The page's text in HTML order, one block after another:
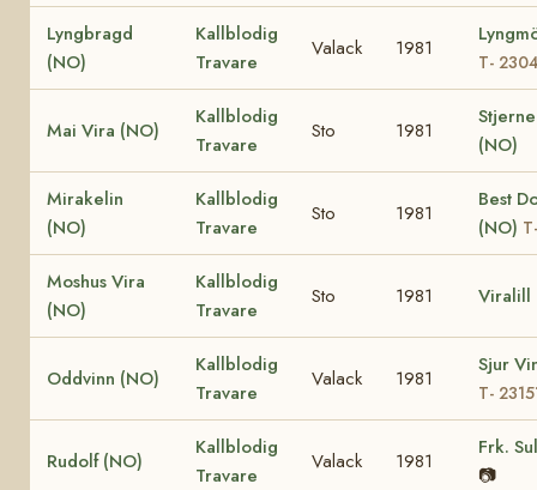
Lyngbragd
(NO)
Kallblodig
Travare
Valack 1981
T-
Mai Vira (NO)
Kallblodig
Travare
Sto 1981
(NO)
Mirakelin
(NO)
Kallblodig
Travare
Sto 1981
Best
(NO)
Moshus Vira
(NO)
Kallblodig
Travare
Sto 1981 Viralill
Oddvinn (NO)
Kallblodig
Travare
Valack 1981
Sjur
T-
Rudolf (NO)
Kallblodig
Travare
Valack 1981
Frk.
📷